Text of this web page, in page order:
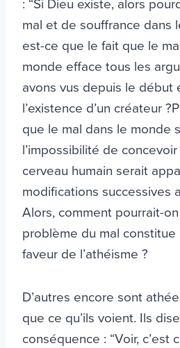
: “Si Dieu existe, alors
mal et de souffrance dans
est-ce que le fait que le
monde efface tous les
avons vus depuis le début
l’existence d’un créateur
que le mal dans le monde
l’impossibilité de
cerveau humain serait
modifications successives
Alors, comment pourrait-
problème du mal constitue
faveur de l’athéisme ?
D’autres encore sont
que ce qu’ils voient. Ils
conséquence : “Voir, c’est